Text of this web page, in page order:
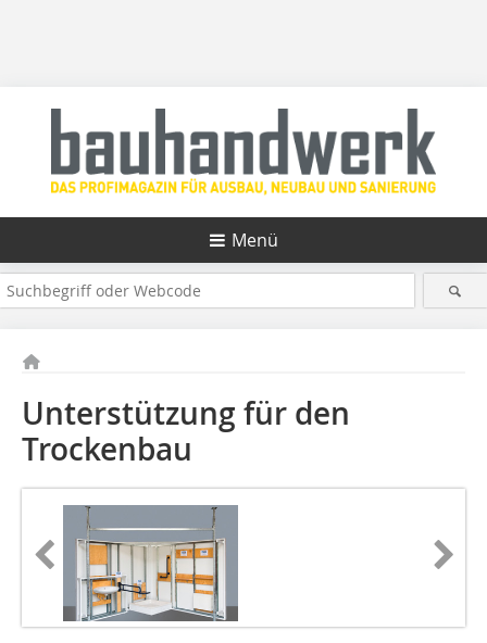
Menü
Unterstützung für den
Trockenbau